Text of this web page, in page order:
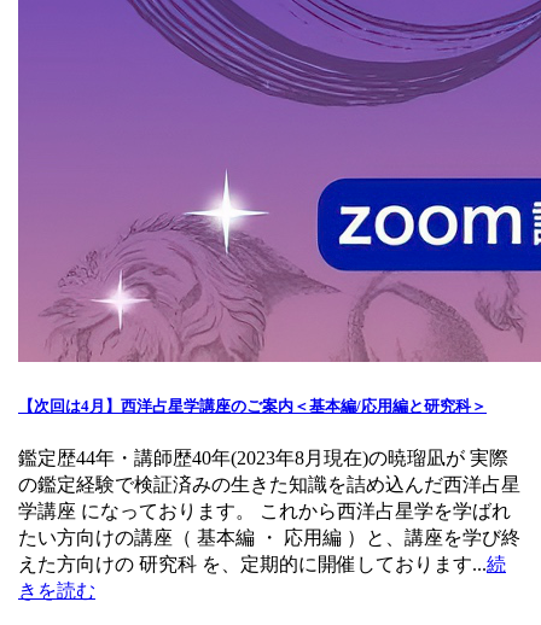
【次回は4月】西洋占星学講座のご案内＜基本編/応用編と研究科＞
鑑定歴44年・講師歴40年(2023年8月現在)の暁瑠凪が 実際
の鑑定経験で検証済みの生きた知識を詰め込んだ西洋占星
学講座 になっております。 これから西洋占星学を学ばれ
たい方向けの講座（ 基本編 ・ 応用編 ）と、講座を学び終
えた方向けの 研究科 を、定期的に開催しております...続
きを読む